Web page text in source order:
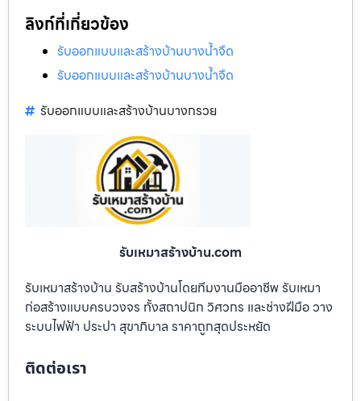
ลิงก์ที่เกี่ยวข้อง
รับออกแบบและสร้างบ้านบางน้ำจืด
รับออกแบบและสร้างบ้านบางน้ำจืด
รับออกแบบและสร้างบ้านบางกรวย
รับเหมาสร้างบ้าน.com
รับเหมาสร้างบ้าน รับสร้างบ้านโดยทีมงานมืออาชีพ รับเหมา
ก่อสร้างแบบครบวงจร ทั้งสถาปนิก วิศวกร และช่างฝีมือ วาง
ระบบไฟฟ้า ประปา สุขาภิบาล ราคาถูกสุดประหยัด
ติดต่อเรา